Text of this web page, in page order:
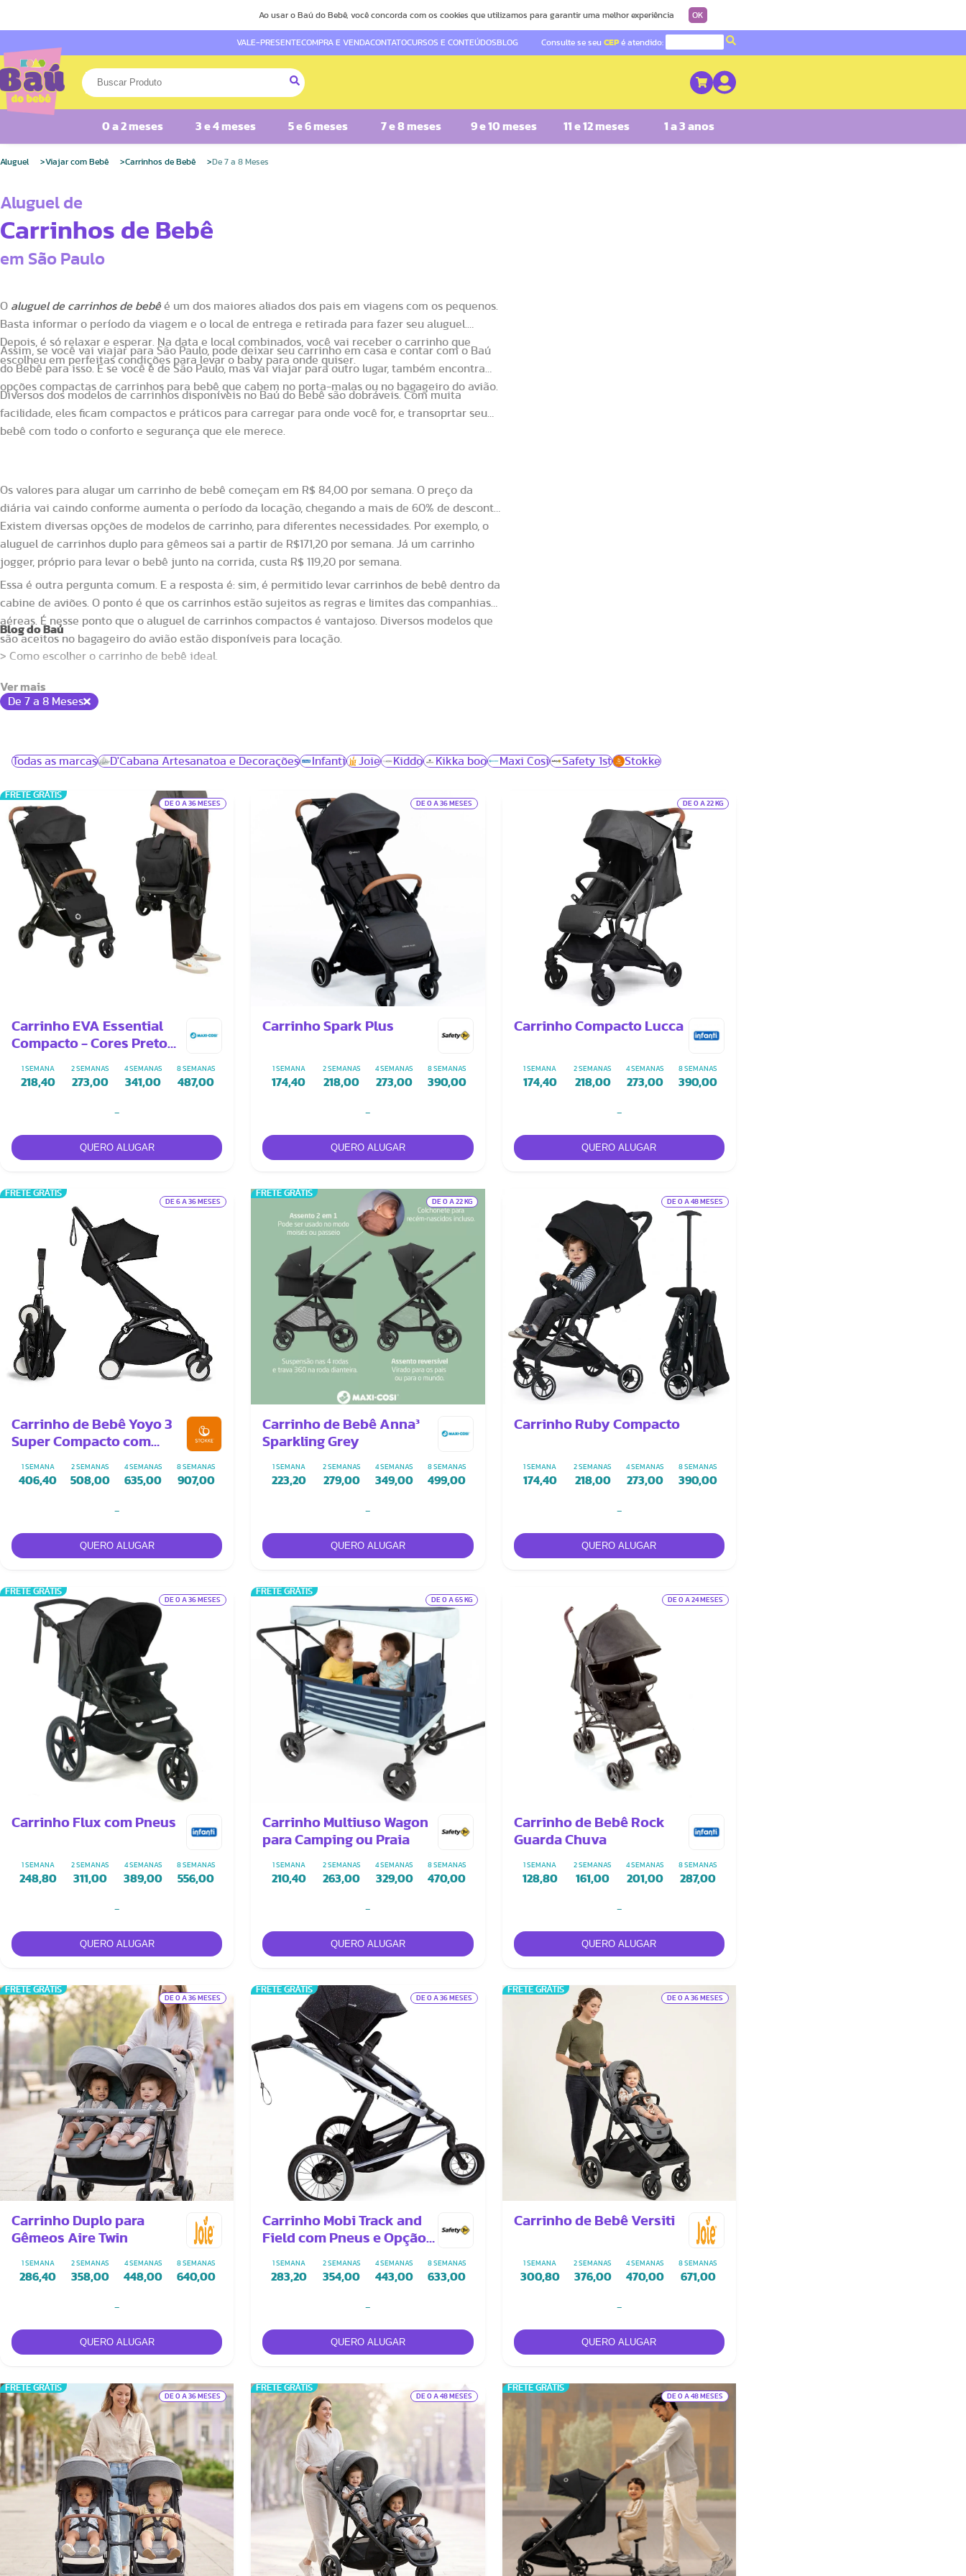
Ao usar o Baú do Bebê, você concorda com os cookies que utilizamos para garantir uma melhor experiência OK
VALE-PRESENTECOMPRA E VENDACONTATOCURSOS E CONTEÚDOSBLOG Consulte se seu CEPé atendido:
0 a 2 meses 3 e 4 meses 5 e 6 meses 7 e 8 meses 9 e 10 meses 11 e 12 meses 1 a 3 anos
Aluguel Viajar com Bebê Carrinhos de Bebê De 7 a 8 Meses
Aluguel de
Carrinhos de Bebê
em São Paulo
O aluguel de carrinhos de bebê é um dos maiores aliados dos pais em viagens com os pequenos.
Basta informar o período da viagem e o local de entrega e retirada para fazer seu aluguel.
Depois, é só relaxar e esperar. Na data e local combinados, você vai receber o carrinho que
escolheu em perfeitas condições para levar o baby para onde quiser.
Assim, se você vai viajar para São Paulo, pode deixar seu carrinho em casa e contar com o Baú
do Bebê para isso. E se você é de São Paulo, mas vai viajar para outro lugar, também encontra
opções compactas de carrinhos para bebê que cabem no porta-malas ou no bagageiro do avião.
Diversos dos modelos de carrinhos disponíveis no Baú do Bebê são dobráveis. Com muita
facilidade, eles ficam compactos e práticos para carregar para onde você for, e transoprtar seu
bebê com todo o conforto e segurança que ele merece.
Os valores para alugar um carrinho de bebê começam em R$ 84,00 por semana. O preço da
diária vai caindo conforme aumenta o período da locação, chegando a mais de 60% de desconto.
Existem diversas opções de modelos de carrinho, para diferentes necessidades. Por exemplo, o
aluguel de carrinhos duplo para gêmeos sai a partir de R$171,20 por semana. Já um carrinho
jogger, próprio para levar o bebê junto na corrida, custa R$ 119,20 por semana.
É permitido levar o carrinho de bebê dentro do avião?
Essa é outra pergunta comum. E a resposta é: sim, é permitido levar carrinhos de bebê dentro da
cabine de aviões. O ponto é que os carrinhos estão sujeitos as regras e limites das companhias
aéreas. É nesse ponto que o aluguel de carrinhos compactos é vantajoso. Diversos modelos que
são aceitos no bagageiro do avião estão disponíveis para locação.
Blog do Baú
> Como escolher o carrinho de bebê ideal.
> Carrinho de bebê compacto: como escolher sem erro
De 7 a 8 Meses
Todas as marcas D'Cabana Artesanatoa e Decorações Infanti Joie Kiddo Kikka boo Maxi Cosi Safety 1st Stokke
FRETE GRÁTIS
DE 0 A 36 MESES
Carrinho EVA Essential
Compacto - Cores Preto
1 SEMANA
218,40
2 SEMANAS
273,00
4 SEMANAS
341,00
8 SEMANAS
487,00
-
DE 0 A 36 MESES
Carrinho Spark Plus
1 SEMANA
174,40
2 SEMANAS
218,00
4 SEMANAS
273,00
8 SEMANAS
390,00
-
DE 0 A 22 KG
Carrinho Compacto Lucca
1 SEMANA
174,40
2 SEMANAS
218,00
4 SEMANAS
273,00
8 SEMANAS
390,00
-
FRETE GRÁTIS
DE 6 A 36 MESES
Carrinho de Bebê Yoyo 3
Super Compacto com
1 SEMANA
406,40
2 SEMANAS
508,00
4 SEMANAS
635,00
8 SEMANAS
907,00
-
FRETE GRÁTIS
DE 0 A 22 KG
Carrinho de Bebê Anna³
Sparkling Grey
1 SEMANA
223,20
2 SEMANAS
279,00
4 SEMANAS
349,00
8 SEMANAS
499,00
-
DE 0 A 48 MESES
Carrinho Ruby Compacto
1 SEMANA
174,40
2 SEMANAS
218,00
4 SEMANAS
273,00
8 SEMANAS
390,00
-
FRETE GRÁTIS
DE 0 A 36 MESES
Carrinho Flux com Pneus
1 SEMANA
248,80
2 SEMANAS
311,00
4 SEMANAS
389,00
8 SEMANAS
556,00
-
FRETE GRÁTIS
DE 0 A 65 KG
Carrinho Multiuso Wagon
para Camping ou Praia
1 SEMANA
210,40
2 SEMANAS
263,00
4 SEMANAS
329,00
8 SEMANAS
470,00
-
DE 0 A 24 MESES
Carrinho de Bebê Rock
Guarda Chuva
1 SEMANA
128,80
2 SEMANAS
161,00
4 SEMANAS
201,00
8 SEMANAS
287,00
-
FRETE GRÁTIS
DE 0 A 36 MESES
Carrinho Duplo para
Gêmeos Aire Twin
1 SEMANA
286,40
2 SEMANAS
358,00
4 SEMANAS
448,00
8 SEMANAS
640,00
-
FRETE GRÁTIS
DE 0 A 36 MESES
Carrinho Mobi Track and
Field com Pneus e Opção
1 SEMANA
283,20
2 SEMANAS
354,00
4 SEMANAS
443,00
8 SEMANAS
633,00
-
FRETE GRÁTIS
DE 0 A 36 MESES
Carrinho de Bebê Versiti
1 SEMANA
300,80
2 SEMANAS
376,00
4 SEMANAS
470,00
8 SEMANAS
671,00
-
FRETE GRÁTIS
DE 0 A 36 MESES
FRETE GRÁTIS
DE 0 A 48 MESES
FRETE GRÁTIS
DE 0 A 48 MESES